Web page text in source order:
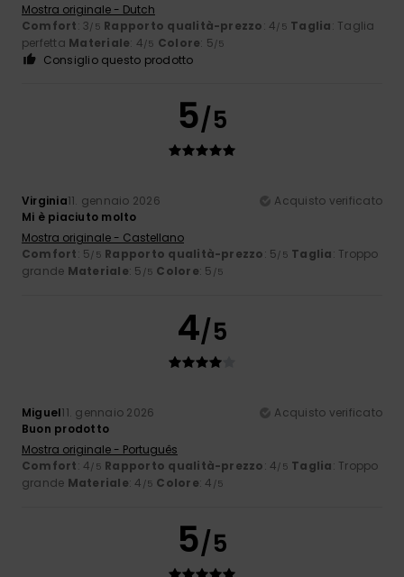
Mostra originale - Dutch
Comfort: 3/5 Rapporto qualità-prezzo: 4/5 Taglia: Taglia
perfetta Materiale: 4/5 Colore: 5/5
Consiglio questo prodotto
5/5
Virginia11. gennaio 2026
Acquisto verificato
Mi è piaciuto molto
Mostra originale - Castellano
Comfort: 5/5 Rapporto qualità-prezzo: 5/5 Taglia: Troppo
grande Materiale: 5 /5 Colore: 5 /5
4/5
Miguel11. gennaio 2026
Acquisto verificato
Buon prodotto
Mostra originale - Português
Comfort: 4/5 Rapporto qualità-prezzo: 4/5 Taglia: Troppo
grande Materiale: 4 /5 Colore: 4 /5
5/5